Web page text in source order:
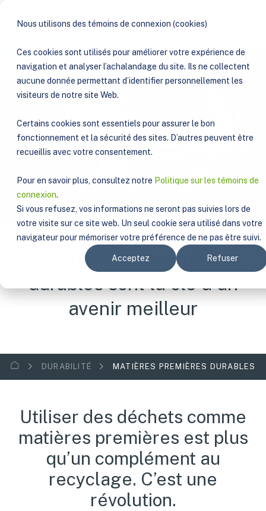
Nous utilisons des témoins de connexion (cookies)
Ces cookies sont utilisés pour améliorer votre expérience de
navigation et analyser l’achalandage du site. Ils ne collectent
aucune donnée permettant d’identifier personnellement les
visiteurs de notre site Web.
Certains cookies sont essentiels pour assurer le bon
fonctionnement et la sécurité des sites. D’autres peuvent être
recueillis avec votre consentement.
Pour en savoir plus, consultez notre Politique sur les témoins de
connexion.
Si vous refusez, vos informations ne seront pas suivies lors de
votre visite sur ce site web. Un seul cookie sera utilisé dans votre
navigateur pour mémoriser votre préférence de ne pas être suivi.
Acceptez Refuser
Les matières premières
durables sont la clé d’un
avenir meilleur
DURABILITÉ MATIÈRES PREMIÈRES DURABLES
Utiliser des déchets comme
matières premières est plus
qu’un complément au
recyclage. C’est une
révolution.